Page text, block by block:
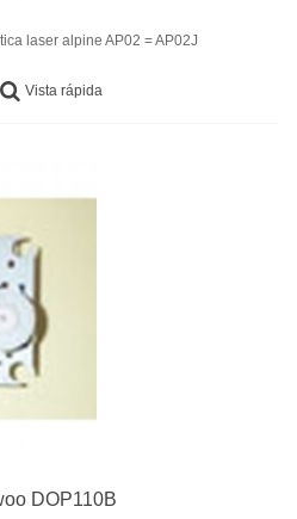
laser alpine AP02 = AP02J
Vista rápida
DOP110B